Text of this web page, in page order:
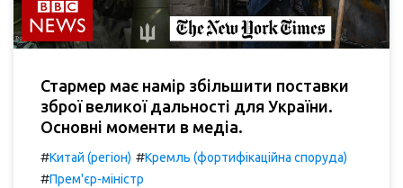
Стармер має намір збільшити поставки
зброї великої дальності для України.
Основні моменти в медіа.
#Китай (регіон) #Кремль (фортифікаційна споруда)
#Прем'єр-міністр